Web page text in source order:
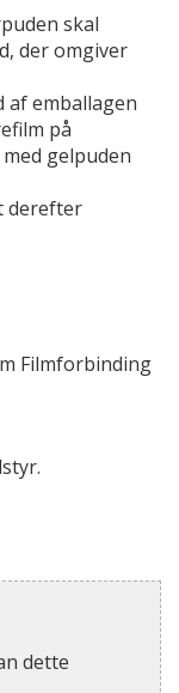
skal
der omgiver
af emballagen
på
gelpuden
derefter
Filmforbinding
dette